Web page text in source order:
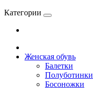
Категории
Женская обувь
Балетки
Полуботинки
Босоножки